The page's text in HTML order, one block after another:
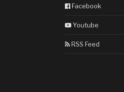
Facebook
Youtube
RSS Feed